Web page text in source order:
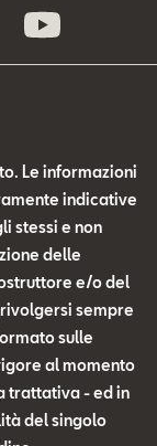
Le informazioni
indicative
stessi e non
delle
e/o del
sempre
sulle
al momento
trattativa - ed in
del singolo